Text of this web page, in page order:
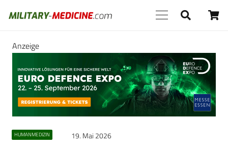
Anzeige
HUMANMEDIZIN 19. Mai 2026